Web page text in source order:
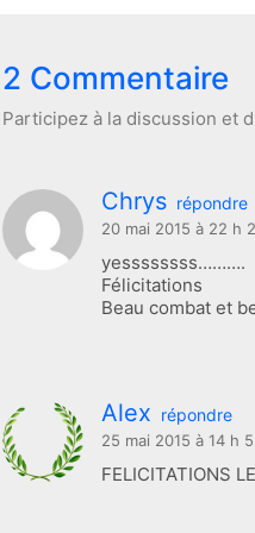
2 Commentaire
Participez à la discussion et
Chrys répondre
20 mai 2015 à 22 h
yessssssss……….
Félicitations
Beau combat et
Alex répondre
25 mai 2015 à 14 h
FELICITATIONS